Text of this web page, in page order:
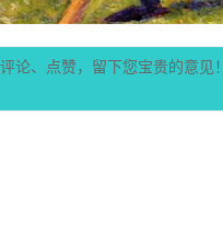
论、点赞，留下您宝贵的意见！